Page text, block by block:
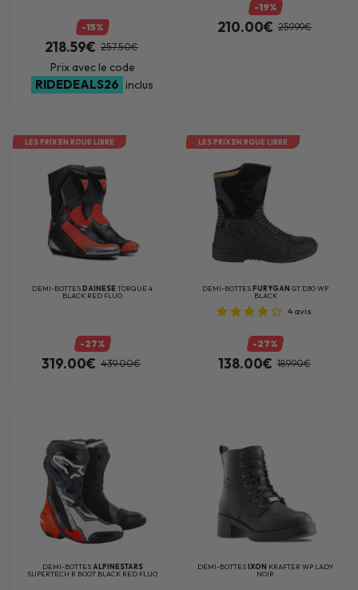
-15%
218.59€ 257.50€
Prix avec le code
RIDEDEALS26 inclus
-19%
210.00€ 259.99€
LES PRIX EN ROUE LIBRE
DEMI-BOTTESDAINESETORQUE 4
BLACK RED FLUO
-27%
319.00€ 439.00€
LES PRIX EN ROUE LIBRE
DEMI-BOTTESFURYGANGT D3O WP
BLACK
4 avis
-27%
138.00€ 189.90€
DEMI-BOTTES ALPINESTARS
SUPERTECH R BOOT BLACK RED FLUO
DEMI-BOTTESIXON KRAFTER WP LADY
NOIR